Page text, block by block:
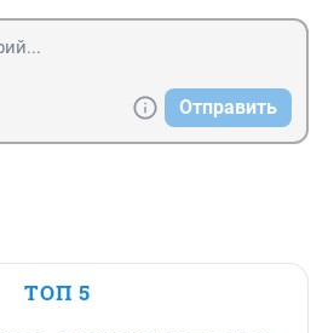
Отправить
ТОП 5